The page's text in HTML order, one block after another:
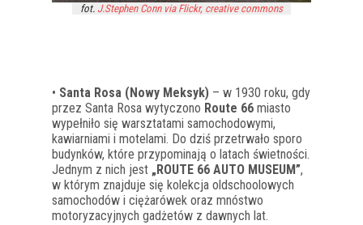
fot. J.Stephen Conn via Flickr, creative commons
• Santa Rosa (Nowy Meksyk) – w 1930 roku, gdy
przez Santa Rosa wytyczono Route 66 miasto
wypełniło się warsztatami samochodowymi,
kawiarniami i motelami. Do dziś przetrwało sporo
budynków, które przypominają o latach świetności.
Jednym z nich jest „ROUTE 66 AUTO MUSEUM”,
w którym znajduje się kolekcja oldschoolowych
samochodów i ciężarówek oraz mnóstwo
motoryzacyjnych gadżetów z dawnych lat.